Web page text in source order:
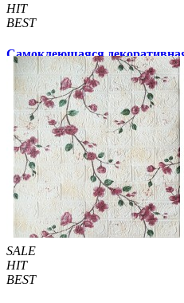
HIT
BEST
Самоклеющаяся
магнолия 700x770x4мм (6233-4)
57 грн./шт 140 грн./шт
Купить В закладки
SALE
HIT
BEST